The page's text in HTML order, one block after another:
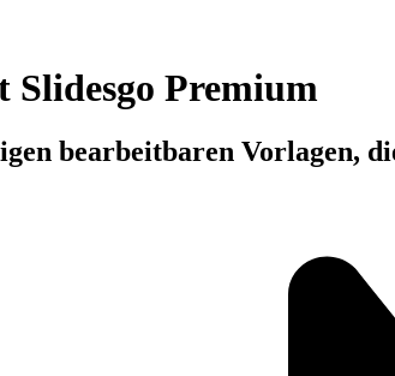
Premium
bearbeitbaren Vorlagen,